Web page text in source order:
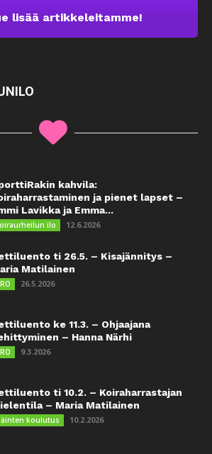
lisää artikkeleitamme!
kahvila:
ja pienet lapset –
Lavikka ja Emma...
ilo 12.6.2026
ti 26.5. – Kisajännitys –
Matilainen
26.5.2026
ke 11.3. – Ohjaajana
– Hanna Närhi
9.3.2026
ti 10.2. – Koiraharrastajan
– Maria Matilainen
koulutus 10.2.2026